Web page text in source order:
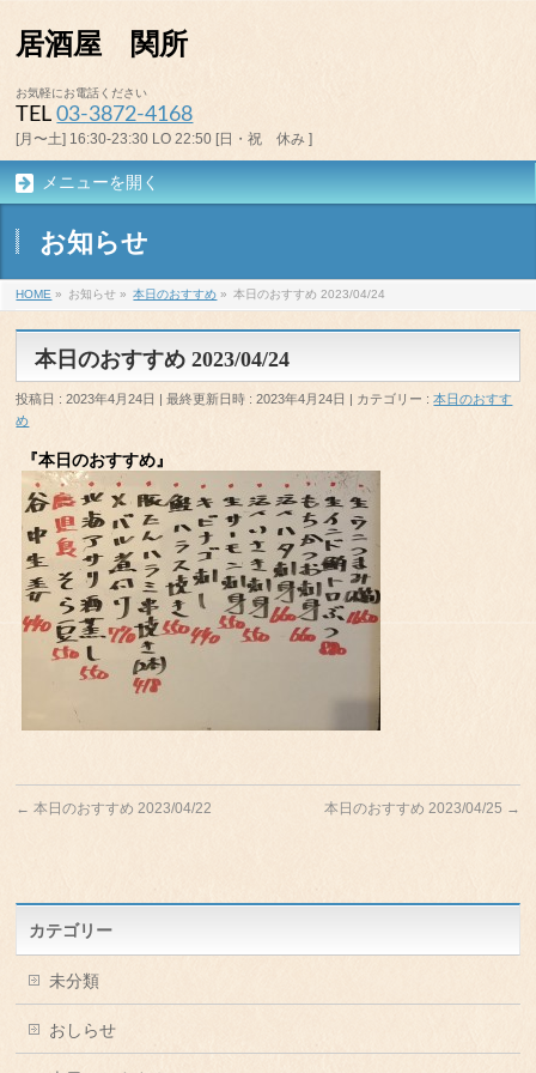
居酒屋 関所
お気軽にお電話ください
TEL03-3872-4168
[月〜土] 16:30-23:30 LO 22:50 [日・祝 休み ]
メニューを開く
お知らせ
HOME » お知らせ » 本日のおすすめ » 本日のおすすめ 2023/04/24
本日のおすすめ 2023/04/24
投稿日 : 2023年4月24日 最終更新日時 : 2023年4月24日 カテゴリー :本日のおすす
め
『本日のおすすめ』
← 本日のおすすめ 2023/04/22 本日のおすすめ 2023/04/25 →
カテゴリー
未分類
おしらせ